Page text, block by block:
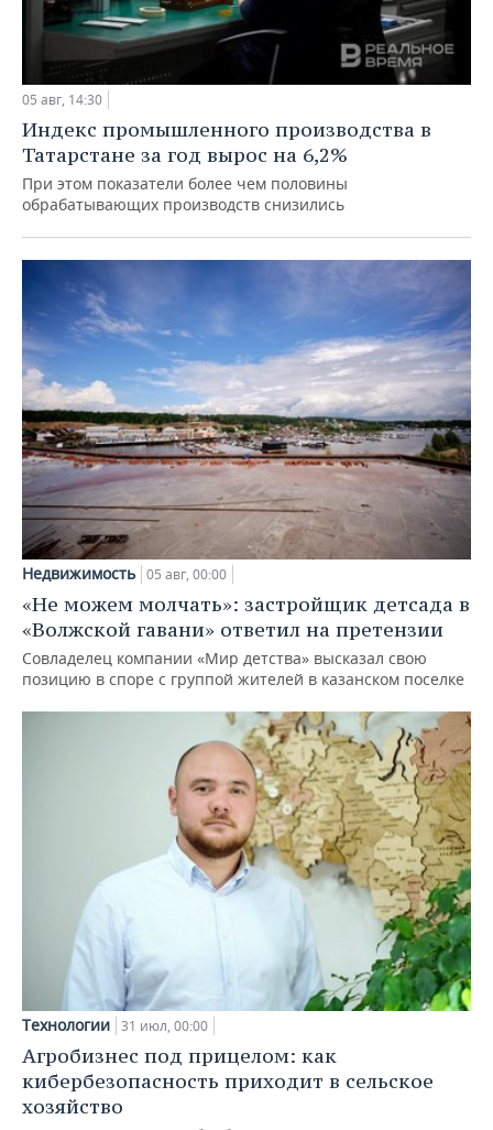
05 авг, 14:30
Индекс промышленного производства в
Татарстане за год вырос на 6,2%
При этом показатели более чем половины
обрабатывающих производств снизились
Недвижимость 05 авг, 00:00
«Не можем молчать»: застройщик детсада в
«Волжской гавани» ответил на претензии
Совладелец компании «Мир детства» высказал свою
позицию в споре с группой жителей в казанском поселке
Технологии 31 июл, 00:00
Агробизнес под прицелом: как
кибербезопасность приходит в сельское
хозяйство